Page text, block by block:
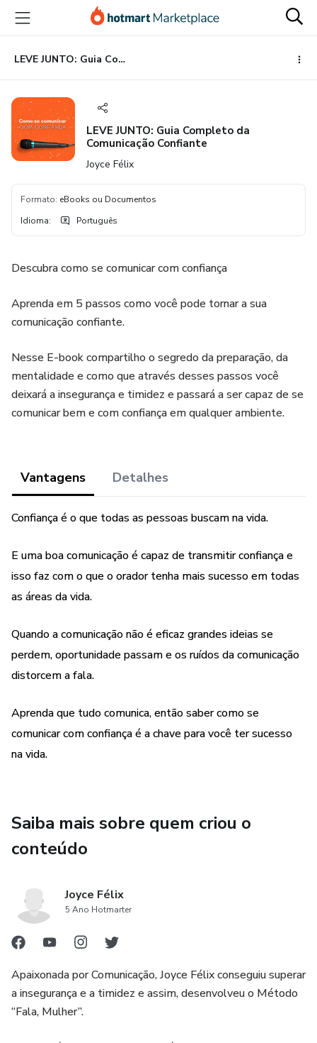
para
conteúdo
principal
para
pagamento
para
rodapé
LEVE JUNTO: Guia Completo da Comunicação Confiante
LEVE JUNTO: Guia Completo da
Comunicação Confiante
Joyce Félix
Formato: eBooks ou Documentos
Idioma: Português
Descubra como se comunicar com confiança
Aprenda em 5 passos como você pode tornar a sua
comunicação confiante.
Nesse E-book compartilho o segredo da preparação, da
mentalidade e como que através desses passos você
deixará a insegurança e timidez e passará a ser capaz de se
comunicar bem e com confiança em qualquer ambiente.
Vantagens Detalhes
Confiança é o que todas as pessoas buscam na vida.
E uma boa comunicação é capaz de transmitir confiança e
isso faz com o que o orador tenha mais sucesso em todas
as áreas da vida.
Quando a comunicação não é eficaz grandes ideias se
perdem, oportunidade passam e os ruídos da comunicação
distorcem a fala.
Aprenda que tudo comunica, então saber como se
comunicar com confiança é a chave para você ter sucesso
na vida.
Saiba mais sobre quem criou o
conteúdo
Joyce Félix
5 Ano Hotmarter
Apaixonada por Comunicação, Joyce Félix conseguiu superar
a insegurança e a timidez e assim, desenvolveu o Método
“Fala, Mulher”.